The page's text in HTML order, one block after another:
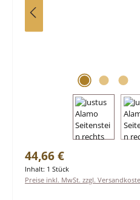
Regulärer Preis:
44,66 €
Inhalt: 1 Stück
Preise inkl. MwSt. zzgl.